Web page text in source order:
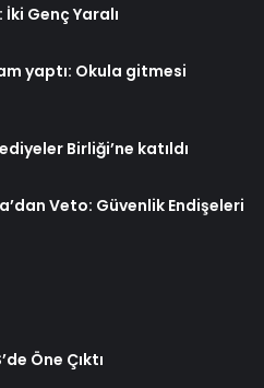
İki Genç Yaralı
yaptı: Okula gitmesi
Birliği’ne katıldı
Veto: Güvenlik Endişeleri
Öne Çıktı